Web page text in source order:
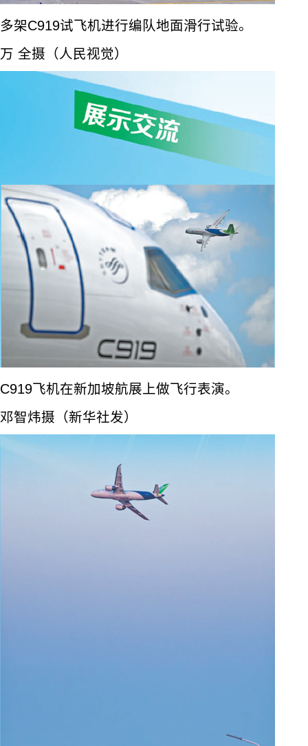
多架C919试飞机进行编队地面滑行试验。
万 全摄（人民视觉）
C919飞机在新加坡航展上做飞行表演。
邓智炜摄（新华社发）